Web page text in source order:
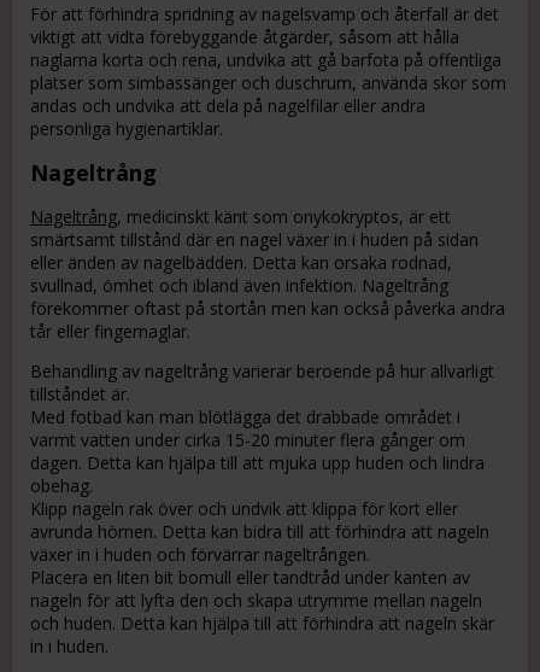
För att förhindra spridning av nagelsvamp och återfall är det
viktigt att vidta förebyggande åtgärder, såsom att hålla
naglarna korta och rena, undvika att gå barfota på offentliga
platser som simbassänger och duschrum, använda skor som
andas och undvika att dela på nagelfilar eller andra
personliga hygienartiklar.
Nageltrång
Nageltrång, medicinskt känt som onykokryptos, är ett
smärtsamt tillstånd där en nagel växer in i huden på sidan
eller änden av nagelbädden. Detta kan orsaka rodnad,
svullnad, ömhet och ibland även infektion. Nageltrång
förekommer oftast på stortån men kan också påverka andra
tår eller fingernaglar.
Behandling av nageltrång varierar beroende på hur allvarligt
tillståndet är.
Med fotbad kan man blötlägga det drabbade området i
varmt vatten under cirka 15-20 minuter flera gånger om
dagen. Detta kan hjälpa till att mjuka upp huden och lindra
obehag.
Klipp nageln rak över och undvik att klippa för kort eller
avrunda hörnen. Detta kan bidra till att förhindra att nageln
växer in i huden och förvärrar nageltrången.
Placera en liten bit bomull eller tandtråd under kanten av
nageln för att lyfta den och skapa utrymme mellan nageln
och huden. Detta kan hjälpa till att förhindra att nageln skär
in i huden.